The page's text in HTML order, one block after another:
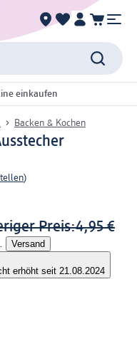
einkaufen
Backen & Kochen
)
Preis:4,95 €
Versand
erhöht seit 21.08.2024